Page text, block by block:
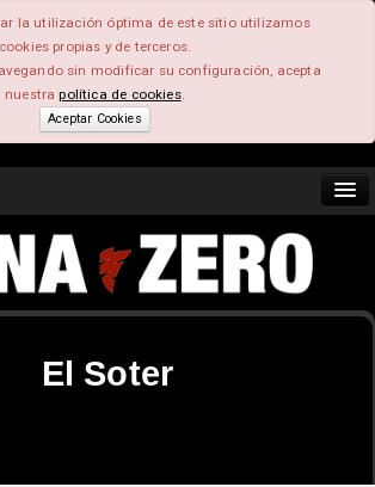
la utilización óptima de este sitio utilizamos
cookies propias y de terceros.
sin modificar su configuración, acepta
nuestrapolítica de cookies.
Aceptar Cookies
El Soter